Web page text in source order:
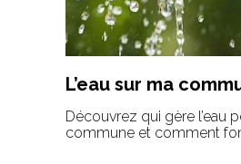
L’eau sur ma
Découvrez qui gère l’eau
commune et comment